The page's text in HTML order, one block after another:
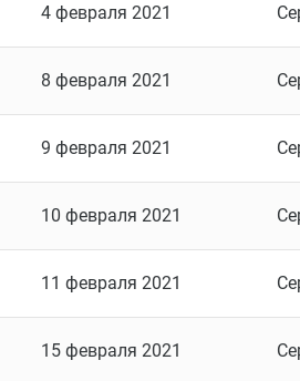
4 февраля 2021
8 февраля 2021
9 февраля 2021
10 февраля 2021
11 февраля 2021
15 февраля 2021